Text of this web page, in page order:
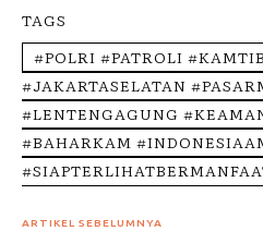
TAGS
#POLRI #PATROLI
#JAKARTASELATAN
#LENTENGAGUNG
#BAHARKAM
ARTIKEL SEBELUMNYA